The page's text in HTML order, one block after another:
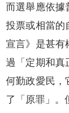
而選舉應依據
投票或相當的
宣言》是甚有
過「定期和真
何勤政愛民，
了「原罪」。